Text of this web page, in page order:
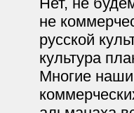
не
русской
культура
Многие